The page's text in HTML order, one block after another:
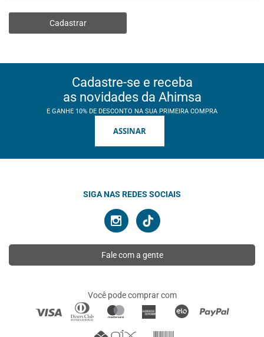
Cadastrar
Cadastre-se e receba
as novidades da Ahimsa
E GANHE 10% DE DESCONTO NA SUA PRIMEIRA COMPRA
ASSINAR
SIGA NAS REDES SOCIAIS
Fale com a gente
Você pode comprar com